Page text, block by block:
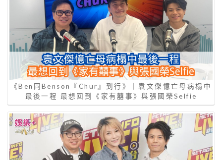
《Ben同Benson『Chur』到行》｜袁文傑憶亡母病榻中
最後一程 最想回到《家有囍事》與張國榮Selfie